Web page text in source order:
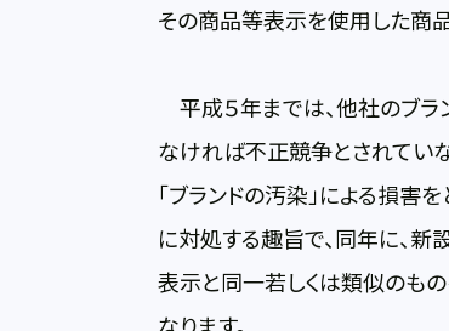
その商品等表示を使用した商
平成５年までは、他社のブ
なければ不正競争とされていな
「ブランドの汚染」による損害
に対処する趣旨で、同年に、新
表示と同一若しくは類似のも